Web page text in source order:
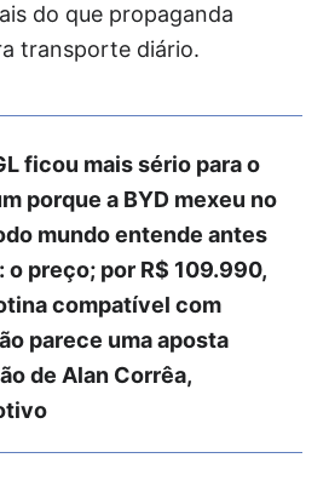
do que propaganda
transporte diário.
ficou mais sério para o
porque a BYD mexeu no
mundo entende antes
o preço; por R$ 109.990,
compatível com
parece uma aposta
de Alan Corrêa,